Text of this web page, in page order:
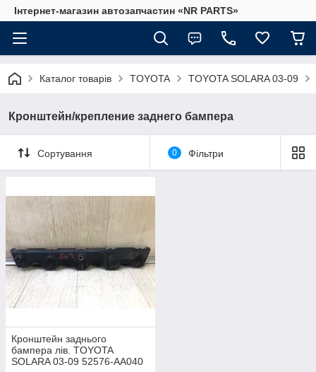
Інтернет-магазин автозапчастин «NR PARTS»
Каталог товарів TOYOTA TOYOTA SOLARA 03-09
Кронштейн/крепление заднего бампера
Сортування 0 Фільтри
Кронштейн заднього
бампера лів. TOYOTA
SOLARA 03-09 52576-AA040